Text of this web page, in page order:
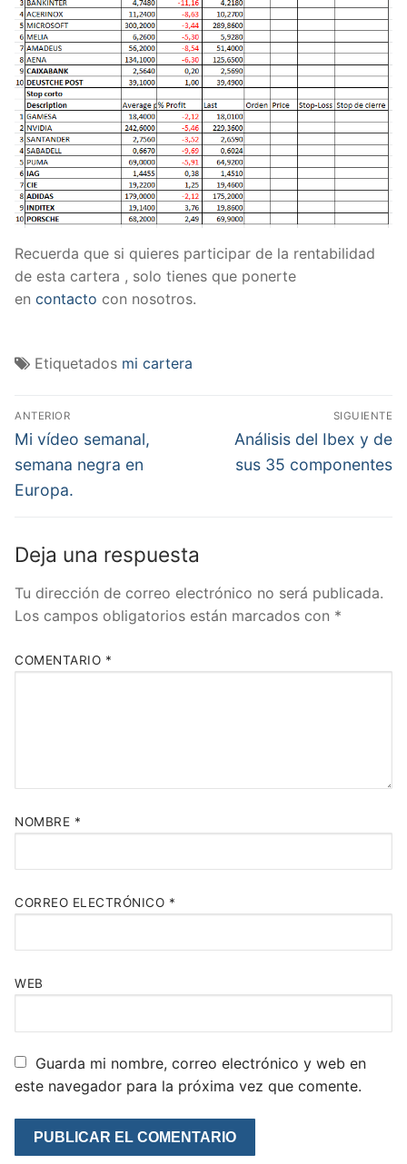
Recuerda que si quieres participar de la rentabilidad
de esta cartera , solo tienes que ponerte
en contacto con nosotros.
Etiquetados mi cartera
Navegación
de
entradas
ANTERIOR
Entrada
anterior:
Mi vídeo semanal,
semana negra en
Europa.
SIGUIENTE
Entrada
siguiente:
Análisis del Ibex y de
sus 35 componentes
Deja una respuesta
Tu dirección de correo electrónico no será publicada.
Los campos obligatorios están marcados con *
COMENTARIO *
NOMBRE *
CORREO ELECTRÓNICO *
WEB
Guarda mi nombre, correo electrónico y web en
este navegador para la próxima vez que comente.